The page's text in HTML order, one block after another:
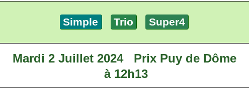
Simple Trio Super4
Mardi 2 Juillet 2024
Prix Puy de Dôme
à 12h13